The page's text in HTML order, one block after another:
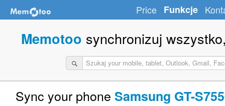
Price Funkcje
Memotoo synchronizuj
Sync your phone Samsung GT-